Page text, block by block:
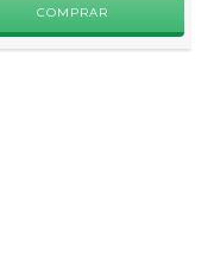
COMPRAR